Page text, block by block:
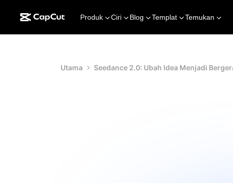
Produk Ciri Blog Templat Temukan
Utama Seedance 2.0: Ubah Idea Menjadi